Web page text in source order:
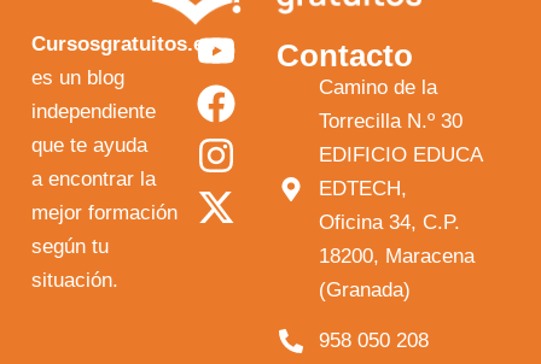
Cursosgratuitos.es
es un blog
independiente
que te ayuda
a encontrar la
mejor formación
según tu
situación.
Y
o
u
t
u
F
a
c
e
b
I
n
s
t
a
X
-
t
w
i
Contacto
Camino de la
Torrecilla N.º 30
EDIFICIO EDUCA
EDTECH,
Oficina 34, C.P.
18200, Maracena
(Granada)
958 050 208